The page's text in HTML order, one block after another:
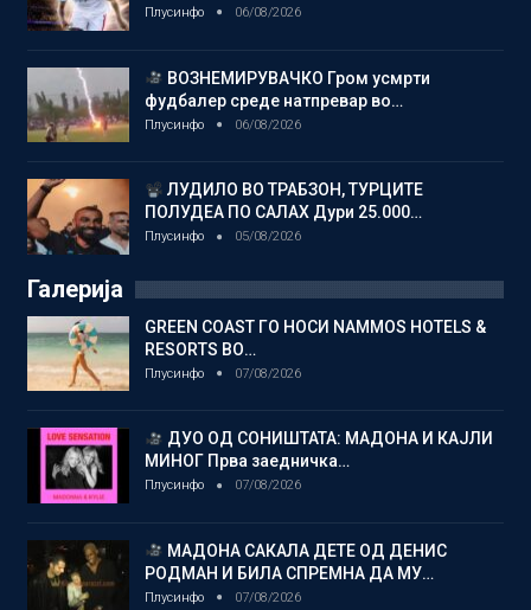
Плусинфо 06/08/2026
ВОЗНЕМИРУВАЧКО Гром усмрти
фудбалер среде натпревар во…
Плусинфо 06/08/2026
ЛУДИЛО ВО ТРАБЗОН, ТУРЦИТЕ
ПОЛУДЕА ПО САЛАХ Дури 25.000…
Плусинфо 05/08/2026
Галерија
GREEN COAST ГО НОСИ NAMMOS HOTELS &
RESORTS ВО…
Плусинфо 07/08/2026
ДУО ОД СОНИШТАТА: МАДОНА И КАЈЛИ
МИНОГ Прва заедничка…
Плусинфо 07/08/2026
МАДОНА САКАЛА ДЕТЕ ОД ДЕНИС
РОДМАН И БИЛА СПРЕМНА ДА МУ…
Плусинфо 07/08/2026